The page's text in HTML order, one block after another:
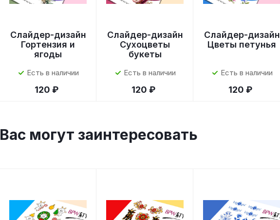
Слайдер-дизайн
Гортензия и
ягоды
Есть в наличии
120 ₽
Слайдер-дизайн
Сухоцветы
букеты
Есть в наличии
120 ₽
Слайдер-дизайн
Цветы петунья
Есть в наличии
120 ₽
Вас могут заинтересовать